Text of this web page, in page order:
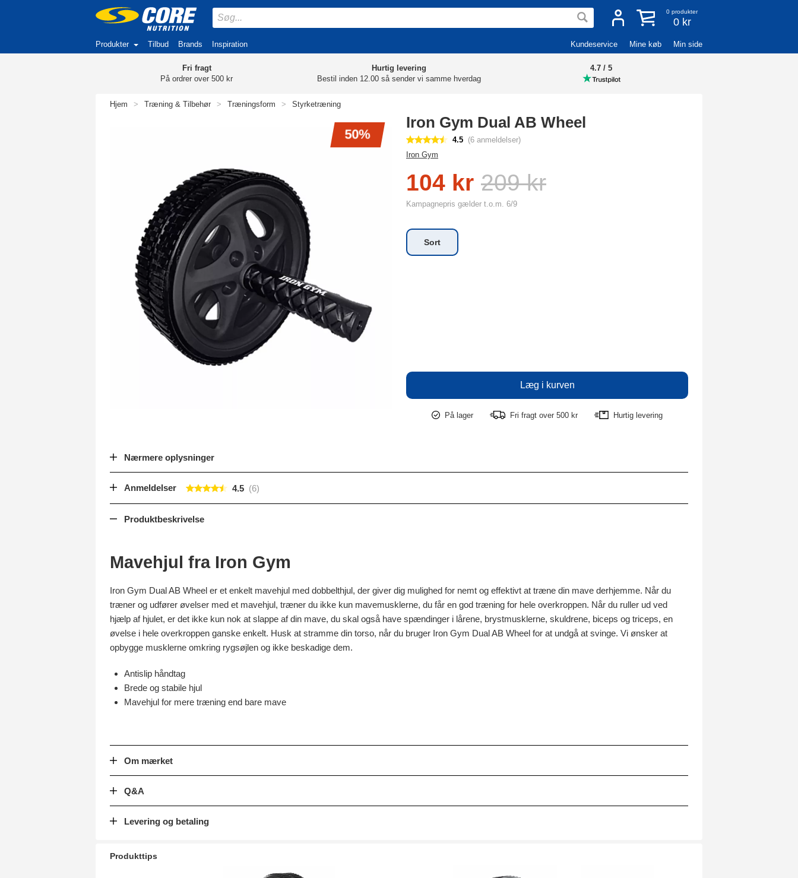
0 produkter
0 kr
Produkter Tilbud Brands Inspiration Kundeservice Mine køb Min side
Fri fragt
På ordrer over 500 kr
Hurtig levering
Bestil inden 12.00 så sender vi samme hverdag
4.7 / 5
Hjem > Træning & Tilbehør > Træningsform > Styrketræning
50%
Iron Gym Dual AB Wheel
4.5 (6 anmeldelser)
Iron Gym
104 kr 209 kr
Kampagnepris gælder t.o.m. 6/9
Sort
På lager Fri fragt over 500 kr Hurtig levering
Nærmere oplysninger
Anmeldelser 4.5
Produktbeskrivelse
Mavehjul fra Iron Gym
Iron Gym Dual AB Wheel er et enkelt mavehjul med dobbelthjul, der giver dig mulighed for nemt og effektivt at træne din mave derhjemme. Når du
træner og udfører øvelser med et mavehjul, træner du ikke kun mavemusklerne, du får en god træning for hele overkroppen. Når du ruller ud ved
hjælp af hjulet, er det ikke kun nok at slappe af din mave, du skal også have spændinger i lårene, brystmusklerne, skuldrene, biceps og triceps, en
øvelse i hele overkroppen ganske enkelt. Husk at stramme din torso, når du bruger Iron Gym Dual AB Wheel for at undgå at svinge. Vi ønsker at
opbygge musklerne omkring rygsøjlen og ikke beskadige dem.
Antislip håndtag
Brede og stabile hjul
Mavehjul for mere træning end bare mave
Om mærket
Q&A
Levering og betaling
Produkttips